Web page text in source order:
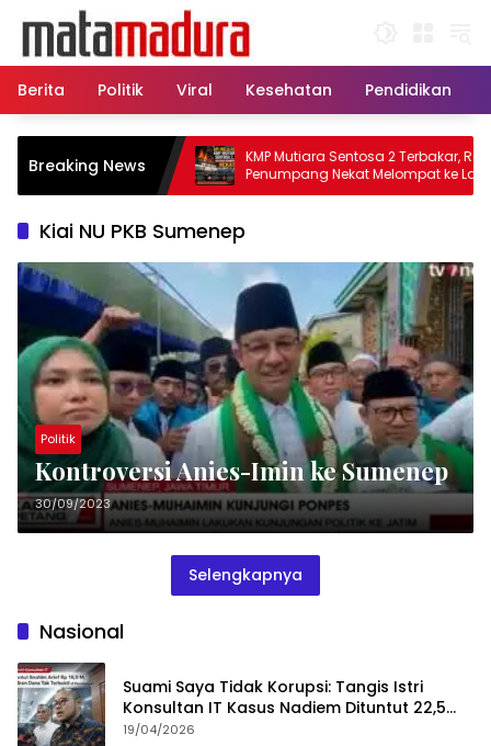
konten
Berita
Politik Viral Kesehatan Pendidikan
Breaking News
11 Kapal Sisir
Korban KMP
KMP Mutiara Sentosa 2 Terbakar, Ratusan
Penumpang Nekat Melompat ke Laut
Kiai NU PKB Sumenep
Politik
Kontroversi Anies-Imin ke Sumenep
30/09/2023
Selengkapnya
Nasional
Suami Saya Tidak Korupsi: Tangis Istri
Konsultan IT Kasus Nadiem Dituntut 22,5
Tahun
19/04/2026